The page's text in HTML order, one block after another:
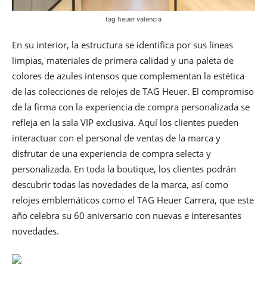
tag heuer valencia
En su interior, la estructura se identifica por sus líneas
limpias, materiales de primera calidad y una paleta de
colores de azules intensos que complementan la estética
de las colecciones de relojes de TAG Heuer. El compromiso
de la firma con la experiencia de compra personalizada se
refleja en la sala VIP exclusiva. Aquí los clientes pueden
interactuar con el personal de ventas de la marca y
disfrutar de una experiencia de compra selecta y
personalizada. En toda la boutique, los clientes podrán
descubrir todas las novedades de la marca, así como
relojes emblemáticos como el TAG Heuer Carrera, que este
año celebra su 60 aniversario con nuevas e interesantes
novedades.